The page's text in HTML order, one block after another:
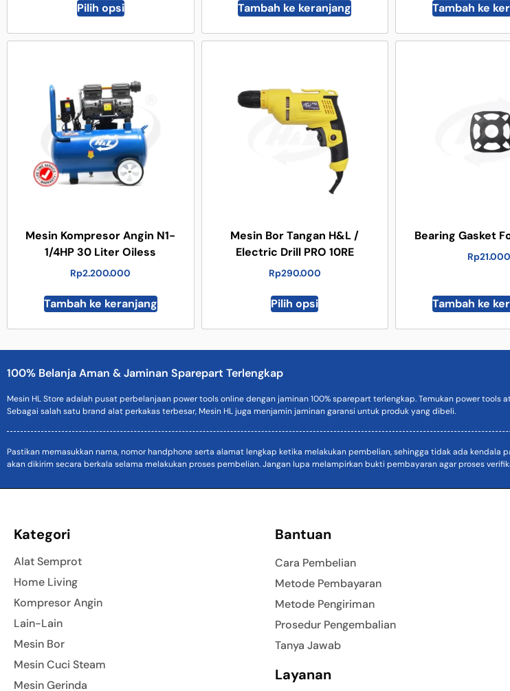
Pilih opsi Tambah ke keranjang Tambah ke
Mesin Kompresor Angin N1-
1/4HP 30 Liter Oiless
Rp2.200.000
Tambah ke keranjang
Mesin Bor Tangan H&L /
Electric Drill PRO 10RE
Rp290.000
Pilih opsi
Bearing Gasket
Rp21.000
Tambah ke
100% Belanja Aman & Jaminan Sparepart Terlengkap
Mesin HL Store adalah pusat perbelanjaan power tools online dengan jaminan 100% sparepart terlengkap. Temukan power tools
Sebagai salah satu brand alat perkakas terbesar, Mesin HL juga menjamin jaminan garansi untuk produk yang dibeli.
Pastikan memasukkan nama, nomor handphone serta alamat lengkap ketika melakukan pembelian, sehingga tidak ada kendala
akan dikirim secara berkala selama melakukan proses pembelian. Jangan lupa melampirkan bukti pembayaran agar proses
Kategori
Alat Semprot
Home Living
Kompresor Angin
Lain-Lain
Mesin Bor
Mesin Cuci Steam
Mesin Gerinda
Bantuan
Cara Pembelian
Metode Pembayaran
Metode Pengiriman
Prosedur Pengembalian
Tanya Jawab
Layanan